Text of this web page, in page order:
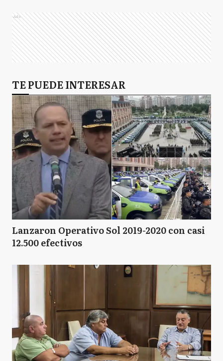
Ads
TE PUEDE INTERESAR
Lanzaron Operativo Sol 2019-2020 con casi
12.500 efectivos